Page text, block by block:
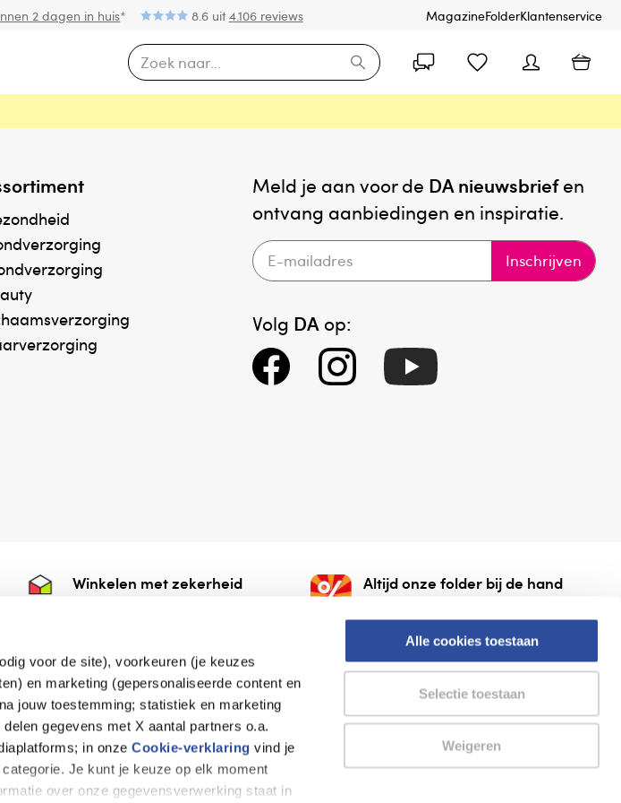
voor de site), voorkeuren (je keuzes
en marketing (gepersonaliseerde content en
jouw toestemming; statistiek en marketing
gegevens met X aantal partners o.a.
in onzeCookie-verklaring vind je
Je kunt je keuze op elk moment
over onze gegevensverwerking staat in
Alle cookies toestaan
Selectie toestaan
Weigeren
2 dagen in huis* 8.6 uit4.106 reviews MagazineFolderKlantenservice
Meld je aan voor de DA nieuwsbriefen
ontvang aanbiedingen en inspiratie.
Inschrijven
Volg DA op:
Winkelen met zekerheid Altijd onze folder bij de hand
AlleFolders.
specialist
Privacy verklaring Thuiswinkel waarborg